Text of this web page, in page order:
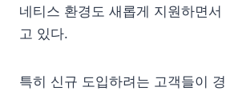
네티스 환경도 새롭게 지원하면서
고 있다.
특히 신규 도입하려는 고객들이